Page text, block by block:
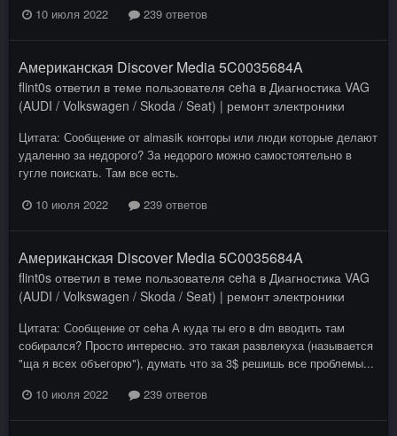
10 июля 2022
239 ответов
Американская Discover Media 5C0035684A
flint0s ответил в теме пользователя ceha в Диагностика VAG
(AUDI / Volkswagen / Skoda / Seat) | ремонт электроники
Цитата: Сообщение от almasik конторы или люди которые делают
удаленно за недорого? За недорого можно самостоятельно в
гугле поискать. Там все есть.
10 июля 2022
239 ответов
Американская Discover Media 5C0035684A
flint0s ответил в теме пользователя ceha в Диагностика VAG
(AUDI / Volkswagen / Skoda / Seat) | ремонт электроники
Цитата: Сообщение от ceha А куда ты его в dm вводить там
собирался? Просто интересно. это такая развлекуха (называется
"ща я всех объегорю"), думать что за 3$ решишь все проблемы...
10 июля 2022
239 ответов